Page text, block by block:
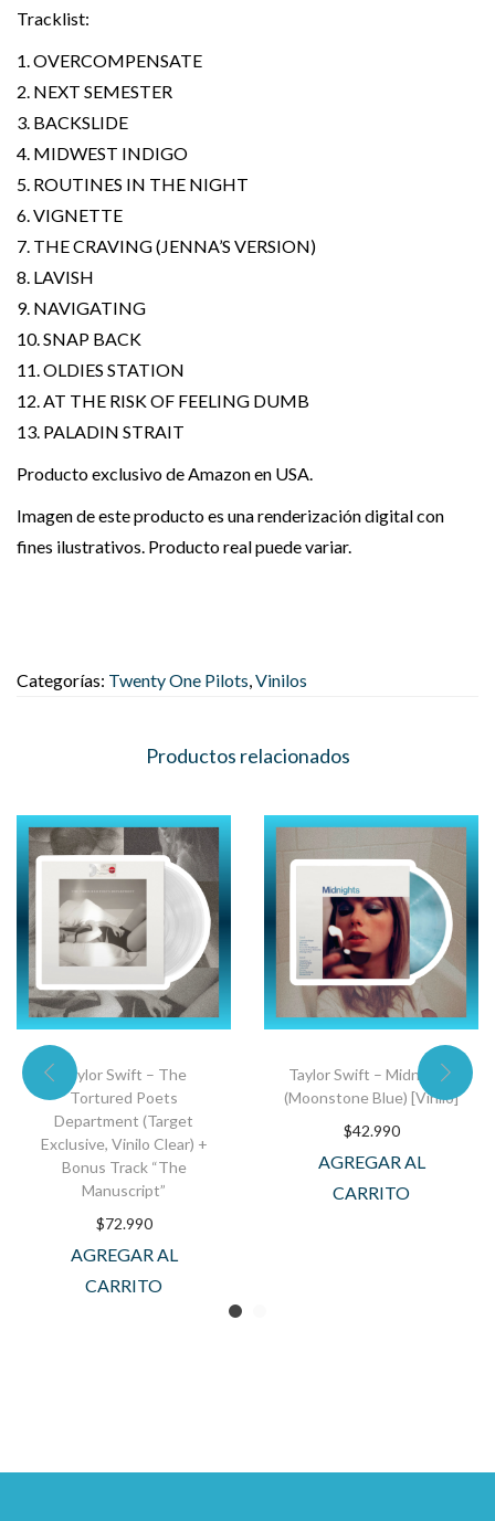
Tracklist:
1. OVERCOMPENSATE
2. NEXT SEMESTER
3. BACKSLIDE
4. MIDWEST INDIGO
5. ROUTINES IN THE NIGHT
6. VIGNETTE
7. THE CRAVING (JENNA’S VERSION)
8. LAVISH
9. NAVIGATING
10. SNAP BACK
11. OLDIES STATION
12. AT THE RISK OF FEELING DUMB
13. PALADIN STRAIT
Producto exclusivo de Amazon en USA.
Imagen de este producto es una renderización digital con
fines ilustrativos. Producto real puede variar.
Categorías: Twenty One Pilots,Vinilos
Productos relacionados
Taylor Swift – The
Tortured Poets
Department (Target
Exclusive, Vinilo Clear) +
Bonus Track “The
Manuscript”
$72.990
AGREGAR AL
CARRITO
Taylor Swift – Midnights
(Moonstone Blue) [Vinilo]
$42.990
AGREGAR AL
CARRITO